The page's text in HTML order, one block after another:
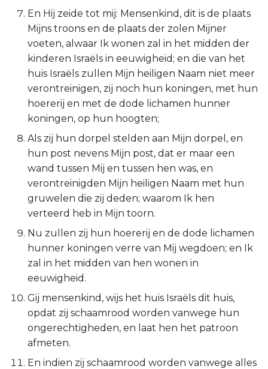
2 Thessalonicenzen
1 Timótheüs
Titus
Filémon
Hebreeën
Jakobus
1 Petrus
2 Petrus
2 Johannes
3 Johannes
En Hij zeide tot mij: Mensenkind, dit is de plaats
Mijns troons en de plaats der zolen Mijner
voeten, alwaar Ik wonen zal in het midden der
kinderen Israëls in eeuwigheid; en die van het
huis Israëls zullen Mijn heiligen Naam niet meer
verontreinigen, zij noch hun koningen, met hun
hoererij en met de dode lichamen hunner
koningen, op hun hoogten;
Als zij hun dorpel stelden aan Mijn dorpel, en
hun post nevens Mijn post, dat er maar een
wand tussen Mij en tussen hen was, en
verontreinigden Mijn heiligen Naam met hun
gruwelen die zij deden; waarom Ik hen
verteerd heb in Mijn toorn.
Nu zullen zij hun hoererij en de dode lichamen
hunner koningen verre van Mij wegdoen; en Ik
zal in het midden van hen wonen in
eeuwigheid.
Gij mensenkind, wijs het huis Israëls dit huis,
opdat zij schaamrood worden vanwege hun
ongerechtigheden, en laat hen het patroon
afmeten.
En indien zij schaamrood worden vanwege alles